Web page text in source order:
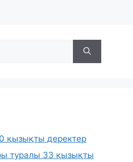
қызықты деректер
туралы 33 қызықты